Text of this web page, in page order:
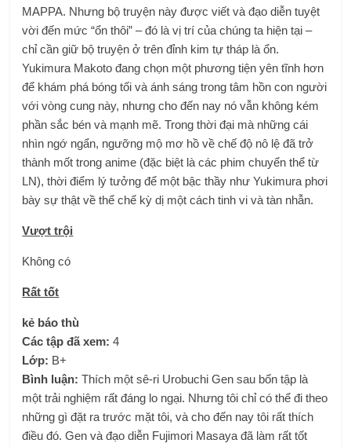
MAPPA. Nhưng bộ truyện này được viết và đạo diễn tuyệt
vời đến mức “ổn thôi” – đó là vị trí của chúng ta hiện tại –
chỉ cần giữ bộ truyện ở trên đỉnh kim tự tháp là ổn.
Yukimura Makoto đang chọn một phương tiện yên tĩnh hơn
để khám phá bóng tối và ánh sáng trong tâm hồn con người
với vòng cung này, nhưng cho đến nay nó vẫn không kém
phần sắc bén và mạnh mẽ. Trong thời đại mà những cái
nhìn ngớ ngẩn, ngưỡng mộ mơ hồ về chế độ nô lệ đã trở
thành mốt trong anime (đặc biệt là các phim chuyển thể từ
LN), thời điểm lý tưởng để một bậc thầy như Yukimura phơi
bày sự thật về thể chế kỳ dị một cách tinh vi và tàn nhẫn.
Vượt trội
Không có
Rất tốt
kẻ báo thù
Các tập đã xem: 4
Lớp: B+
Bình luận: Thích một sê-ri Urobuchi Gen sau bốn tập là
một trải nghiệm rất đáng lo ngại. Nhưng tôi chỉ có thể đi theo
những gì đặt ra trước mặt tôi, và cho đến nay tôi rất thích
điều đó. Gen và đạo diễn Fujimori Masaya đã làm rất tốt